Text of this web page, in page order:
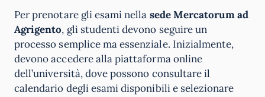
Per prenotare gli esami nella sede Mercatorum ad
Agrigento, gli studenti devono seguire un
processo semplice ma essenziale. Inizialmente,
devono accedere alla piattaforma online
dell’università, dove possono consultare il
calendario degli esami disponibili e selezionare